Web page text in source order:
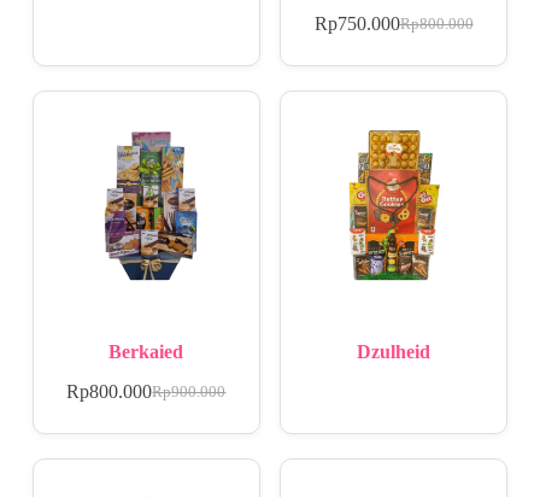
Rp800.000
Rp750.000
Berkaied
Rp900.000
Rp800.000
Dzulheid